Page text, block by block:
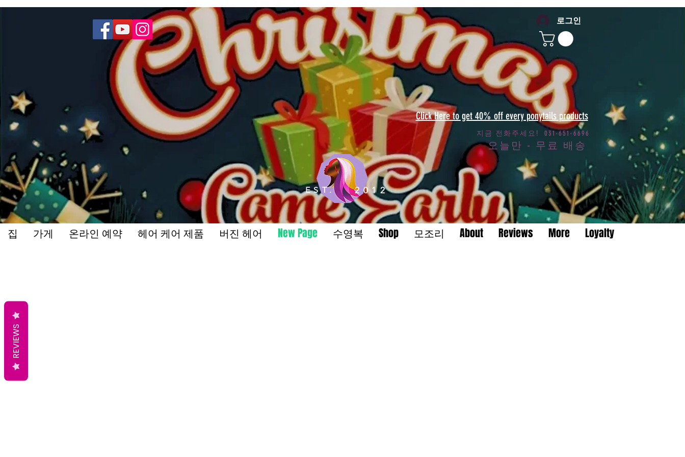
로그인
Click Here to get 40% off every ponytails products
지금 전화주세요! 031-651-6696
EST. 2012
오늘만 - 무료 배송
집 가게 온라인 예약 헤어 케어 제품 버진 헤어 New Page 수영복 Shop 모조리 About Reviews More Loyalty
REVIEWS